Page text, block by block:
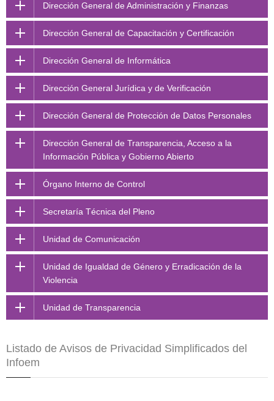
Dirección General de Administración y Finanzas
Dirección General de Capacitación y Certificación
Dirección General de Informática
Dirección General Jurídica y de Verificación
Dirección General de Protección de Datos Personales
Dirección General de Transparencia, Acceso a la
Información Pública y Gobierno Abierto
Órgano Interno de Control
Secretaría Técnica del Pleno
Unidad de Comunicación
Unidad de Igualdad de Género y Erradicación de la
Violencia
Unidad de Transparencia
Listado de Avisos de Privacidad Simplificados del
Infoem